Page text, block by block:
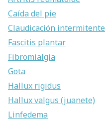
Caída del pie
Claudicación intermitente
Fascitis plantar
Fibromialgia
Gota
Hallux rigidus
Hallux valgus (juanete)
Linfedema